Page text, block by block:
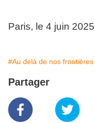
Paris, le 4 juin 2025
#Au delà de nos frontières
Partager